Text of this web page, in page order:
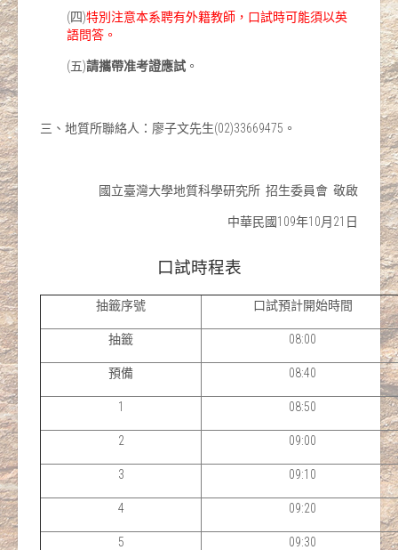
(四)特別注意本系聘有外籍教師，口試時可能須以英
語問答。
(五)請攜帶准考證應試 。
三、地質所聯絡人：廖子文先生(02)33669475。
國立臺灣大學地質科學研究所 招生委員會 敬啟
中華民國109年10月21日
口試時程表
抽籤序號 口試預計開始時間
抽籤 08:00
預備 08:40
1 08:50
2 09:00
3 09:10
4 09:20
5 09:30